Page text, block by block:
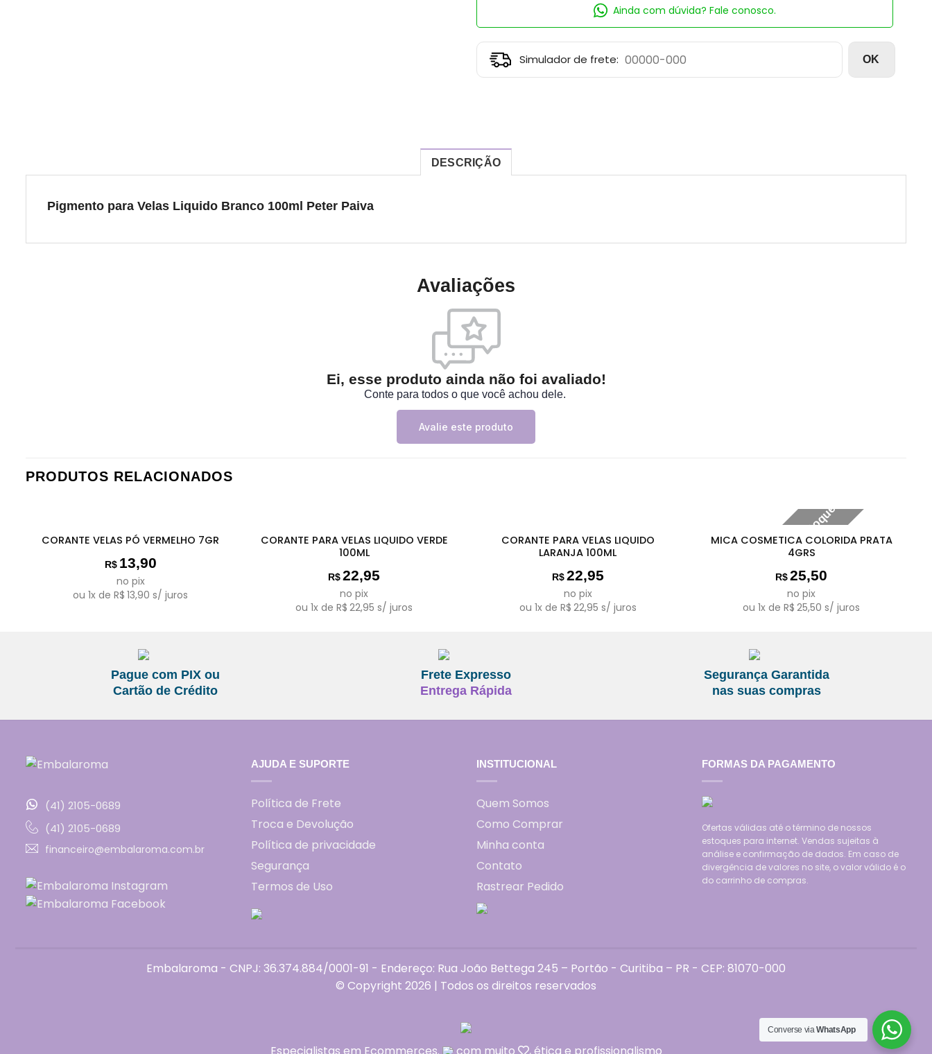
Ainda com dúvida? Fale conosco.
Simulador de frete: OK
DESCRIÇÃO
Pigmento para Velas Liquido Branco 100ml Peter Paiva
Avaliações
Ei, esse produto ainda não foi avaliado!
Conte para todos o que você achou dele.
Avalie este produto
PRODUTOS RELACIONADOS
CORANTE VELAS PÓ VERMELHO 7GR
R$ 13,90
no pix
ou1x deR$ 13,90 s/ juros
CORANTE PARA VELAS LIQUIDO VERDE
100ML
R$ 22,95
no pix
ou1x deR$ 22,95 s/ juros
CORANTE PARA VELAS LIQUIDO
LARANJA 100ML
R$ 22,95
no pix
ou 1x de R$ 22,95 s/ juros
Fora de estoque
MICA COSMETICA COLORIDA PRATA
4GRS
R$ 25,50
no pix
ou1x deR$ 25,50 s/ juros
Pague com PIX ou
Cartão de Crédito
Frete Expresso
Entrega Rápida
Segurança Garantida
nas suas compras
(41) 2105-0689
(41) 2105-0689
financeiro@embalaroma.com.br
AJUDA E SUPORTE
Política de Frete
Troca e Devolução
Política de privacidade
Segurança
Termos de Uso
INSTITUCIONAL
Quem Somos
Como Comprar
Minha conta
Contato
Rastrear Pedido
FORMAS DA PAGAMENTO
Ofertas válidas até o término de nossos
estoques para internet. Vendas sujeitas à
análise e confirmação de dados. Em caso de
divergência de valores no site, o valor válido é o
do carrinho de compras.
Embalaroma - CNPJ: 36.374.884/0001-91 - Endereço: Rua João Bettega 245 – Portão - Curitiba – PR - CEP: 81070-000
© Copyright 2026 | Todos os direitos reservados
Especialistas em Ecommerces. com muito , ética e profissionalismo
Converse viaWhatsApp